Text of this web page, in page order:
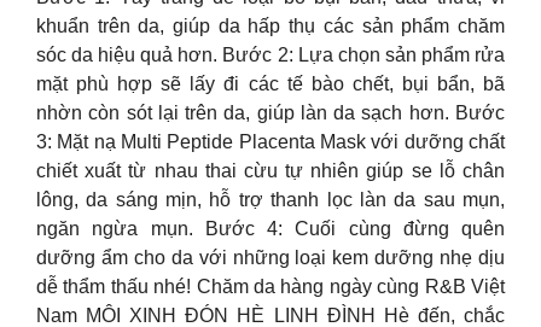
khuẩn trên da, giúp da hấp thụ các sản phẩm chăm
sóc da hiệu quả hơn. Bước 2: Lựa chọn sản phẩm rửa
mặt phù hợp sẽ lấy đi các tế bào chết, bụi bẩn, bã
nhờn còn sót lại trên da, giúp làn da sạch hơn. Bước
3: Mặt nạ Multi Peptide Placenta Mask với dưỡng chất
chiết xuất từ nhau thai cừu tự nhiên giúp se lỗ chân
lông, da sáng mịn, hỗ trợ thanh lọc làn da sau mụn,
ngăn ngừa mụn. Bước 4: Cuối cùng đừng quên
dưỡng ẩm cho da với những loại kem dưỡng nhẹ dịu
dễ thẩm thấu nhé! Chăm da hàng ngày cùng R&B Việt
Nam MÔI XINH ĐÓN HÈ LINH ĐÌNH Hè đến, chắc